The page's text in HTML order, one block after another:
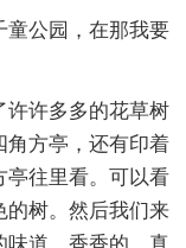
童公园，在那我要
许许多多的花草树
角方亭，还有印着
亭往里看。可以看
的树。然后我们来
味道，香香的，真